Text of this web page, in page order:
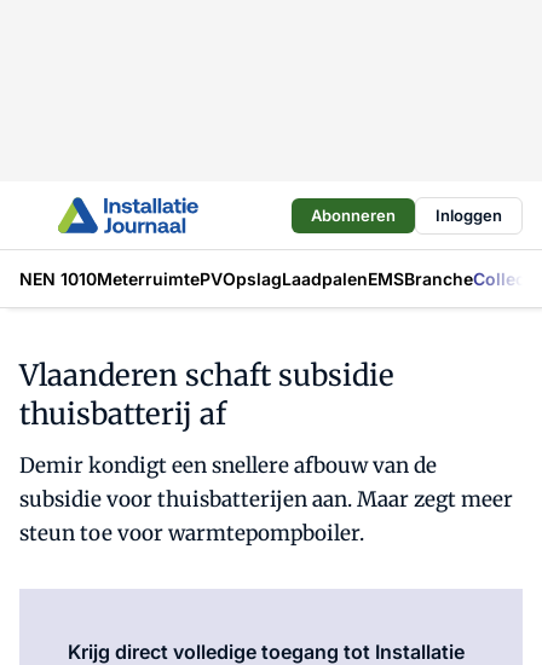
Abonneren Inloggen
NEN 1010MeterruimtePVOpslagLaadpalenEMSBranche
Vlaanderen schaft subsidie
thuisbatterij af
Demir kondigt een snellere afbouw van de
subsidie voor thuisbatterijen aan. Maar zegt meer
steun toe voor warmtepompboiler.
Krijg direct volledige toegang tot Installatie